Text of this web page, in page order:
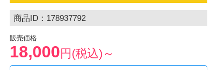
商品ID：178937792
販売価格
18,000円(税込)～